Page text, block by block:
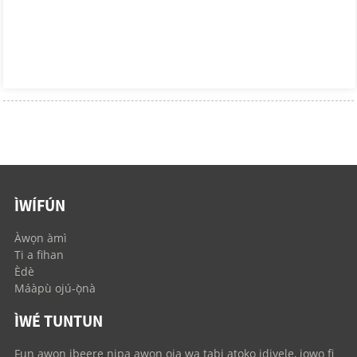
ÌWÍFÚN
Àwọn àmì
Ti a fihan
Èdè
Máàpù ojú-ọ̀nà
ÌWÉ TUNTUN
Fun awọn ibeere nipa awọn ọja wa tabi atokọ idiyele, jọwọ fi